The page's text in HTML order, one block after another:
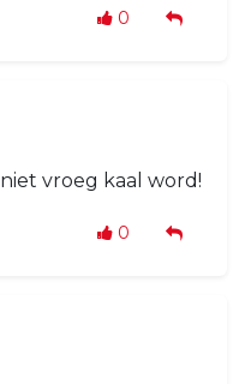
0
vroeg kaal word!
0